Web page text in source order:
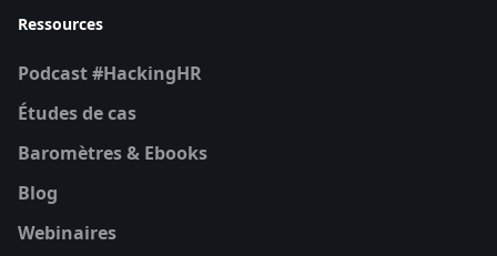
Ressources
Podcast #HackingHR
Études de cas
Baromètres & Ebooks
Blog
Webinaires